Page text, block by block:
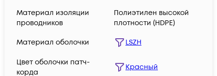
Материал изоляции
проводников
Полиэтилен высокой
плотности (HDPE)
Материал оболочки LSZH
Цвет оболочки патч-
корда
Красный